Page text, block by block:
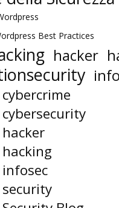
Best Practices
hacker